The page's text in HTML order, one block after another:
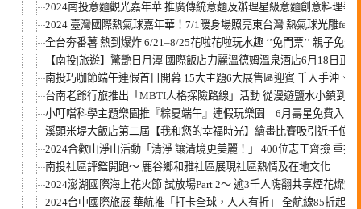
2024南投意麵觀光嘉年華 推廣傳統意麵及辦理星級意麵創意料理爭
2024 臺灣國際熱氣球嘉年華！7/1暖身場照亮東台灣 熱氣球光雕feat.
全台夯番薯 熱到爆炸 6/21–8/25花啦花啦玩水趣 ‘’免門票’’ 親子免
【南投|旅遊】驚艷日月潭 國際飯店力麗溫德姆溫泉酒店6月18日正
南投巧咖節端午連假首日開幕 15大主題6大展售區迎賓 千人手沖、
台南老爺行旅推出「MBTI人格探險路線」活動 從漫遊鹽水小鎮到
小叮噹科學主題樂園推『粽夏端午』連假玩樂園 6月壽星免費入園
溪頭米堤大飯店第二屆【我和您的幸福時光】繪畫比賽吸引近千位
2024合歡山淨山活動「清淨 讓清境更美麗！」 400位志工齊撿 重拾
南投社區評鑑開跑～ 鹿谷鄉和雅社區展現社區熱情及在地文化
2024澎湖國際海上花火節 試放場Part 2～ 逾3千人嗨翻共享煙花燦爛
2024台中國際旅展 華航推「打卡全球，人人有折」 全航線85折起，